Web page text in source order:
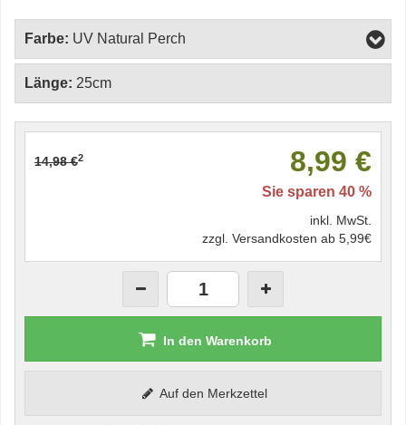
Farbe: UV Natural Perch
Länge: 25cm
14,98 €2 8,99 €
Sie sparen 40 %
inkl. MwSt.
zzgl. Versandkosten ab 5,99€
In den Warenkorb
Auf den Merkzettel